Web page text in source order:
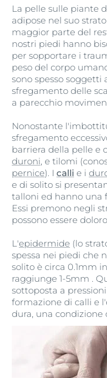
La pelle sulle piante
adipose nel suo
maggior parte del
nostri piedi hanno
per sopportare i
peso del corpo
sono spesso
sfregamento delle
a parecchio
Nonostante
sfregamento
barriera della pelle e
duroni, e tilomi
pernice). I calli e i
e di solito si
talloni ed hanno una
Essi premono negli
possono essere
L'epidermide (lo
spessa nei piedi che
solito è circa 0.1mm
raggiunge 1-5mm .
sottoposta a
formazione di calli e
dura, una condizione